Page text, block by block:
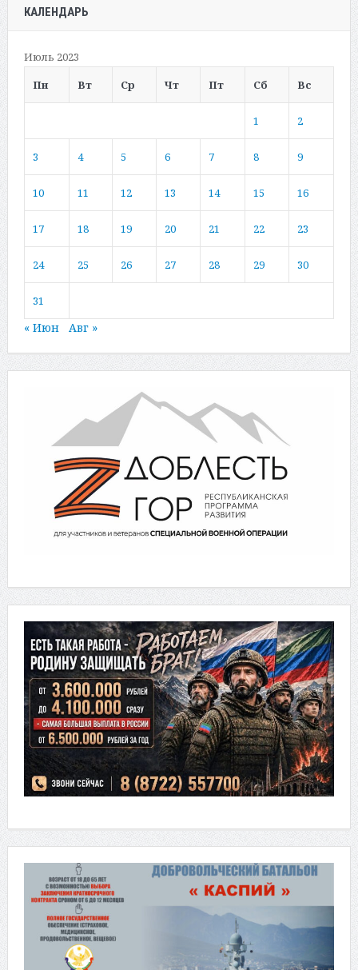
КАЛЕНДАРЬ
Июль 2023
Пн
Вт Ср Чт Пт Сб Вс
1 2
3 4 5 6 7 8 9
10 11 12 13 14 15 16
17 18 19 20 21 22 23
24 25 26 27 28 29 30
31
« Июн Авг »